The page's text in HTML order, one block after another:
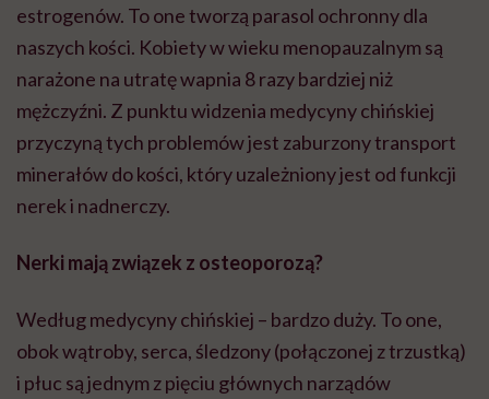
estrogenów. To one tworzą parasol ochronny dla
naszych kości. Kobiety w wieku menopauzalnym są
narażone na utratę wapnia 8 razy bardziej niż
mężczyźni. Z punktu widzenia medycyny chińskiej
przyczyną tych problemów jest zaburzony transport
minerałów do kości, który uzależniony jest od funkcji
nerek i nadnerczy.
Nerki mają związek z osteoporozą?
Według medycyny chińskiej – bardzo duży. To one,
obok wątroby, serca, śledzony (połączonej z trzustką)
i płuc są jednym z pięciu głównych narządów